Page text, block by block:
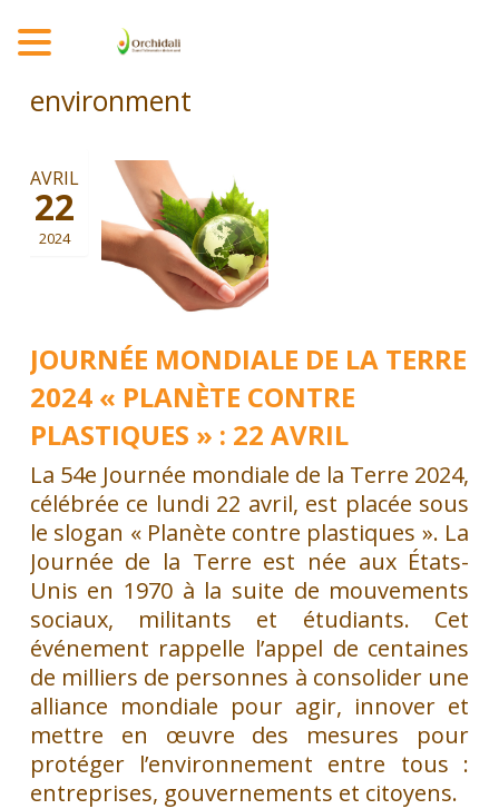
environment
JOURNÉE MONDIALE DE LA TERRE
2024 « PLANÈTE CONTRE
PLASTIQUES » : 22 AVRIL
AVRIL
22
2024
La 54e Journée mondiale de la Terre 2024,
célébrée ce lundi 22 avril, est placée sous
le slogan « Planète contre plastiques ». La
Journée de la Terre est née aux États-
Unis en 1970 à la suite de mouvements
sociaux, militants et étudiants. Cet
événement rappelle l’appel de centaines
de milliers de personnes à consolider une
alliance mondiale pour agir, innover et
mettre en œuvre des mesures pour
protéger l’environnement entre tous :
entreprises, gouvernements et citoyens.